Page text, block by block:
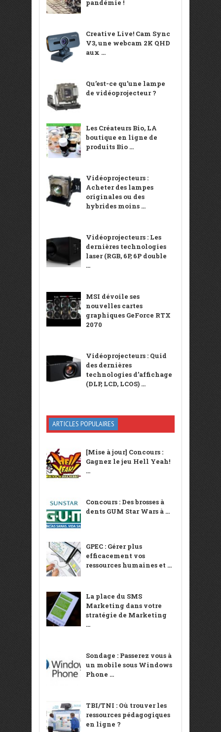
pandémie !
Creative Live! Cam Sync
V3, une webcam 2K QHD
aux ...
Qu’est-ce qu’une lampe
de vidéoprojecteur ?
Les Créateurs Bio, LA
boutique en ligne de
produits Bio ...
Vidéoprojecteurs :
Acheter des lampes
originales ou des
hybrides moins ...
Vidéoprojecteurs : Les
dernières technologies
laser (RGB, 6P, 6P double
...
MSI dévoile ses
nouvelles cartes
graphiques GeForce RTX
2070
Vidéoprojecteurs : Quid
des dernières
technologies d’affichage
(DLP, LCD, LCOS) ...
ARTICLES POPULAIRES
[Mise à jour] Concours :
Gagnez le jeu Hell Yeah!
...
Concours : Des brosses à
dents GUM Star Wars à ...
GPEC : Gérer plus
efficacement vos
ressources humaines et ...
La place du SMS
Marketing dans votre
stratégie de Marketing
...
Sondage : Passerez vous à
un mobile sous Windows
Phone ...
TBI/TNI : Où trouver les
ressources pédagogiques
en ligne ?